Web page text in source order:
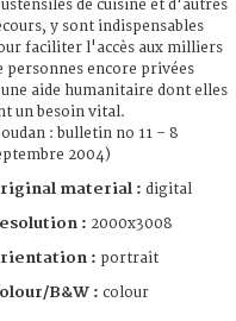
de cuisine et d'autres
y sont indispensables
faciliter l'accès aux milliers
personnes encore privées
aide humanitaire dont elles
un besoin vital.
: bulletin no 11 – 8
2004)
material : digital
: 2000x3008
: portrait
B&W : colour